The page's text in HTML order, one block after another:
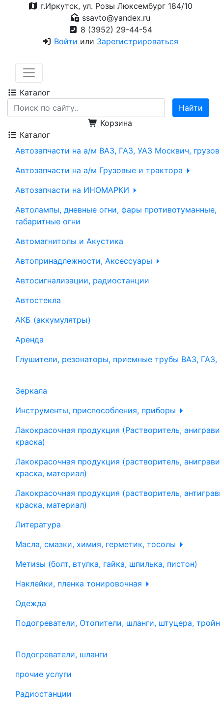
г.Иркутск, ул. Розы Люксембург 184/10
ssavto@yandex.ru
8 (3952) 29-44-54
Войти или Зарегистрироваться
Каталог
Корзина
Каталог
Автозапчасти на а/м ВАЗ, ГАЗ, УАЗ Москвич,
Автозапчасти на а/м Грузовые и трактора
Автозапчасти на ИНОМАРКИ
Автолампы, дневные огни, фары противотуманные,
габаритные огни
Автомагнитолы и Акустика
Автопринадлежности, Аксессуары
Автосигнализации, радиостанции
Автостекла
АКБ (аккумулятры)
Аренда
Глушители, резонаторы, приемные трубы ВАЗ, ГАЗ,
Зеркала
Инструменты, приспособления, приборы
Лакокрасочная продукция (Растворитель,
краска)
Лакокрасочная продукция (растворитель,
краска, материал)
Лакокрасочная продукция (растворитель,
краска, материал)
Литература
Масла, смазки, химия, герметик, тосолы
Метизы (болт, втулка, гайка, шпилька, пистон)
Наклейки, пленка тонировочная
Одежда
Подогреватели, Отопители, шланги, штуцера,
Подогреватели, шланги
прочие услуги
Радиостанции